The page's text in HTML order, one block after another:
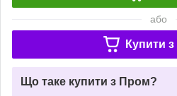
або
Купити з
Що таке купити з Пром?